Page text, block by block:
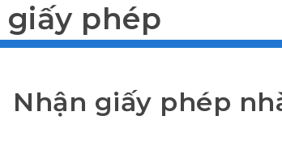
giấy phép
Nhận giấy phép